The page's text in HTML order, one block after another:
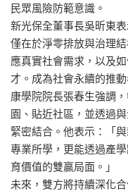
民眾風險防範意識。
新光保全董事長吳昕東
僅在於淨零排放與治理
應真實社會需求，以及
才。成為社會永續的推
康學院院長張春生強調
園、貼近社區，並透過
緊密結合。他表示：「
專業所學，更能透過產
育價值的雙贏局面。」
未來，雙方將持續深化